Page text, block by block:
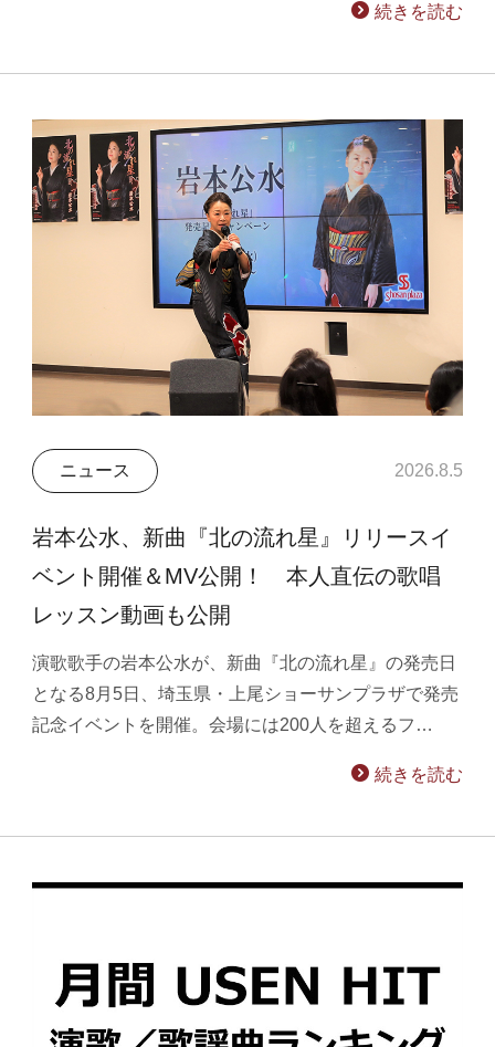
続きを読む
ニュース 2026.8.5
岩本公水、新曲『北の流れ星』リリースイ
ベント開催＆MV公開！ 本人直伝の歌唱
レッスン動画も公開
演歌歌手の岩本公水が、新曲『北の流れ星』の発売日
となる8月5日、埼玉県・上尾ショーサンプラザで発売
記念イベントを開催。会場には200人を超えるフ…
続きを読む